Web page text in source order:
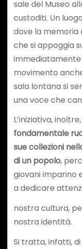
sale del Museo
custoditi. Un
dove la memoria
che si appoggia
immediatamente
movimento
sala lontana si
una voce che
L’iniziativa,
fondamentale
sue collezioni
di un popolo,
giovani imparino
a dedicare
nostra cultura,
nostra identità.
Si tratta, infatti,